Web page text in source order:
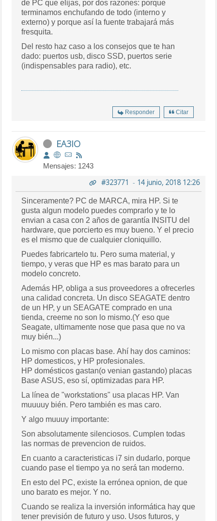
de PC que elijas, por dos razones: porque
terminamos enchufando de todo (interno y
externo) y porque así la fuente trabajará más
fresquita.
Del resto haz caso a los consejos que te han
dado: puertos usb, disco SSD, puertos serie
(indispensables para radio), etc.
Responder Citar
EA3IO
Mensajes: 1243
#323771 - 14 junio, 2018 12:26
Sinceramente? PC de MARCA, mira HP. Si te
gusta algun modelo puedes comprarlo y te lo
envian a casa con 2 años de garantía INSITU del
hardware, que porcierto es muy bueno. Y el precio
es el mismo que de cualquier cloniquillo.
Puedes fabricartelo tu. Pero suma material, y
tiempo, y veras que HP es mas barato para un
modelo concreto.
Además HP, obliga a sus proveedores a ofrecerles
una calidad concreta. Un disco SEAGATE dentro
de un HP, y un SEAGATE comprado en una
tienda, creeme no son lo mismo.(Y eso que
Seagate, ultimamente nose que pasa que no va
muy bién...)
Lo mismo con placas base. Ahí hay dos caminos:
HP domesticos, y HP profesionales.
HP domésticos gastan(o venian gastando) placas
Base ASUS, eso sí, optimizadas para HP.
La línea de "workstations" usa placas HP. Van
muuuuy bién. Pero también es mas caro.
Y algo muuuy importante:
Son absolutamente silenciosos. Cumplen todas
las normas de prevencion de ruidos.
En cuanto a caracteristicas i7 sin dudarlo, porque
cuando pase el tiempo ya no será tan moderno.
En esto del PC, existe la errónea opnion, de que
uno barato es mejor. Y no.
Cuando se realiza la inversión informática hay que
tener previsión de futuro y uso. Usos futuros, y